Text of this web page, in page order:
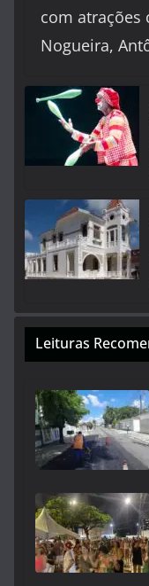
com atrações
Nogueira,
Leituras